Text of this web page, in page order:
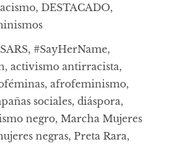
, DESTACADO,
, #SayHerName,
, activismo antirracista,
, afrofeminismo,
sociales, diáspora,
negro, Marcha Mujeres
negras, Preta Rara,